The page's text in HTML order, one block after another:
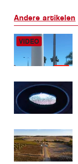
Andere artikelen